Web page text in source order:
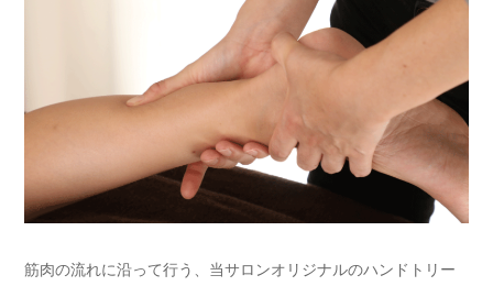
筋肉の流れに沿って行う、当サロンオリジナルのハンドトリー